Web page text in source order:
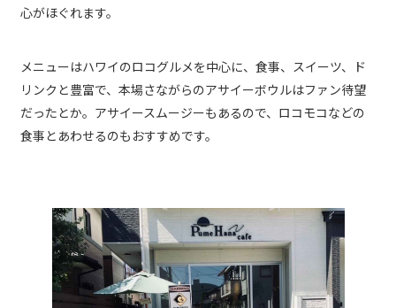
心がほぐれます。
メニューはハワイのロコグルメを中心に、食事、スイーツ、ド
リンクと豊富で、本場さながらのアサイーボウルはファン待望
だったとか。アサイースムージーもあるので、ロコモコなどの
食事とあわせるのもおすすめです。